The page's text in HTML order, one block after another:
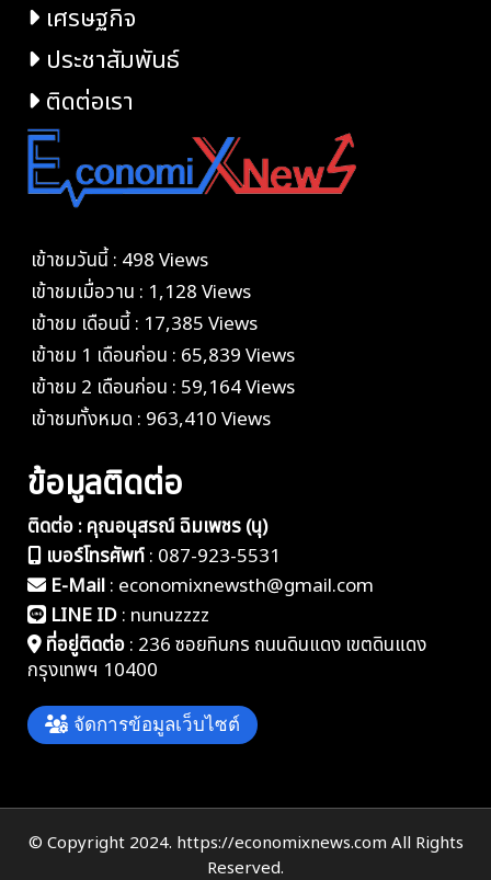
เศรษฐกิจ
ประชาสัมพันธ์
ติดต่อเรา
เข้าชมวันนี้ : 498 Views
เข้าชมเมื่อวาน : 1,128 Views
เข้าชม เดือนนี้ : 17,385 Views
เข้าชม 1 เดือนก่อน : 65,839 Views
เข้าชม 2 เดือนก่อน : 59,164 Views
เข้าชมทั้งหมด : 963,410 Views
ข้อมูลติดต่อ
ติดต่อ : คุณอนุสรณ์ ฉิมเพชร (นุ)
เบอร์โทรศัพท์: 087-923-5531
E-Mail: economixnewsth@gmail.com
LINE ID: nunuzzzz
ที่อยู่ติดต่อ: 236 ซอยทินกร ถนนดินแดง เขตดินแดง
กรุงเทพฯ 10400
จัดการข้อมูลเว็บไซต์
© Copyright 2024. https://economixnews.com All Rights
Reserved.